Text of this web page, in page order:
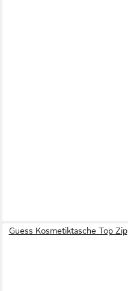
Guess Kosmetiktasche Top Zip